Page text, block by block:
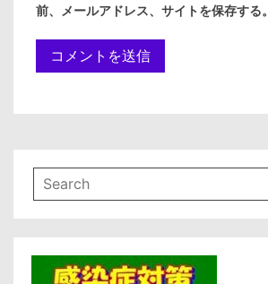
前、メールアドレス、サイトを保存する。